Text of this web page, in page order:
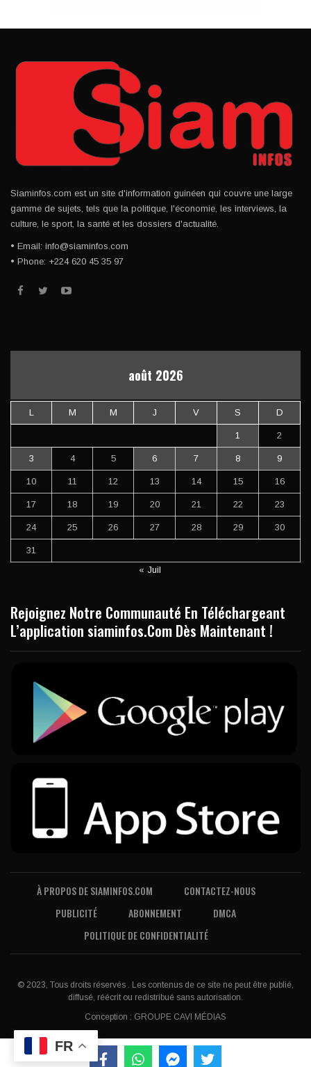
Siaminfos.com est un site d'information guinéen qui couvre une large
gamme de sujets, tels que la politique, l'économie, les interviews, la
culture, le sport, la santé et les dossiers d'actualité.
• Email: info@siaminfos.com
• Phone: +224 620 45 35 97
août 2026
L M M J V S D
1 2
3 4 5 6 7 8 9
10 11 12 13 14 15 16
17 18 19 20 21 22 23
24 25 26 27 28 29 30
31
« Juil
Rejoignez Notre Communauté En Téléchargeant
L’application siaminfos.Com Dès Maintenant !
À PROPOS DE SIAMINFOS.COM
CONTACTEZ-NOUS
PUBLICITÉ
ABONNEMENT
DMCA
POLITIQUE DE CONFIDENTIALITÉ
© 2023, Tous droits réservés . Les contenus de ce site ne peut être publié,
diffusé, réécrit ou redistribué sans autorisation.
Conception : GROUPE CAVI MÉDIAS
FR